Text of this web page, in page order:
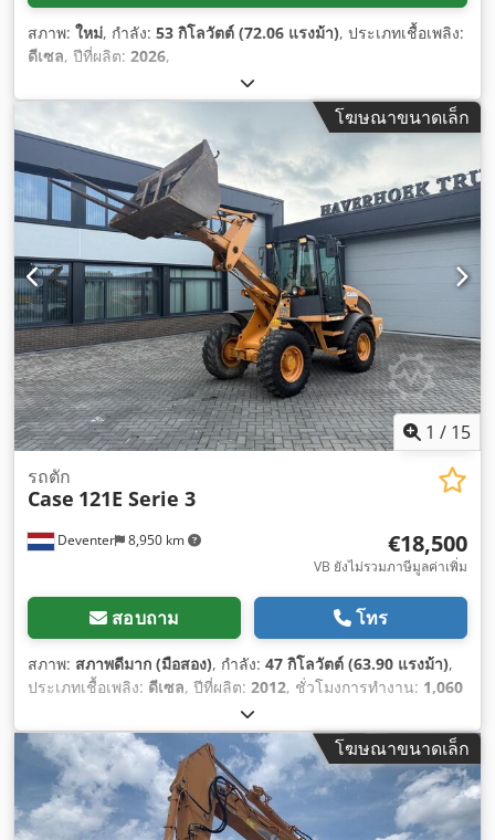
สภาพ: ใหม่, กำลัง: 53 กิโลวัตต์ (72.06 แรงม้า), ประเภทเชื้อเพลิง:
ดีเซล, ปีที่ผลิต: 2026,
โฆษณาขนาดเล็ก
1 / 15
Deventer 8,950 km
รถตัก
Case 121E Serie 3
€18,500
VB ยังไม่รวมภาษีมูลค่าเพิ่ม
สอบถาม โทร
สภาพ: สภาพดีมาก (มือสอง), กำลัง: 47 กิโลวัตต์ (63.90 แรงม้า),
ประเภทเชื้อเพลิง: ดีเซล, ปีที่ผลิต: 2012, ชั่วโมงการทำงาน: 1,060
โฆษณาขนาดเล็ก